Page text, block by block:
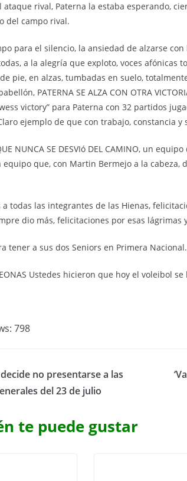
ataque rival, Paterna la estaba esperando,
del campo rival.
para el silencio, la ansiedad de alzarse
a la alegría que exploto, voces afónicas
pie, en alzas, tumbadas en suelo,
PATERNA SE ALZA CON OTRA
victory” para Paterna con 32 partidos
ejemplo de que con trabajo, constancia y
NUNCA SE DESVIó DEL CAMINO, un
equipo que, con Martin Bermejo a la cabeza,
a todas las integrantes de las Hienas,
dio más, felicitaciones por esas
tener a sus dos Seniors en Primera Nacional.
Ustedes hicieron que hoy el voleibol se
798
no presentarse a las
del 23 de julio
te puede gustar